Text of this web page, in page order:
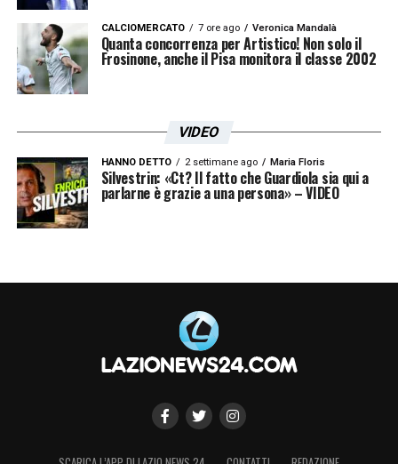
CALCIOMERCATO 7 ore ago Veronica Mandalà
Quanta concorrenza per Artistico! Non solo il
Frosinone, anche il Pisa monitora il classe 2002
VIDEO
HANNO DETTO 2 settimane ago Maria Floris
Silvestrin: «Ct? Il fatto che Guardiola sia qui a
parlarne è grazie a una persona» – VIDEO